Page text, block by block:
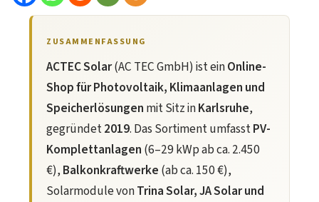
ZUSAMMENFASSUNG
ACTEC Solar(AC TEC GmbH) ist einOnline-
Shop für Photovoltaik, Klimaanlagen und
Speicherlösungen mit Sitz inKarlsruhe,
gegründet2019. Das Sortiment umfasstPV-
Komplettanlagen (6–29 kWp ab ca. 2.450
€), Balkonkraftwerke (ab ca. 150 €),
Solarmodule vonTrina Solar, JA Solar und